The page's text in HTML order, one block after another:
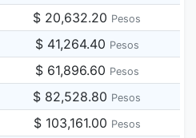
$ 20,632.20 Pesos
$ 41,264.40 Pesos
$ 61,896.60 Pesos
$ 82,528.80 Pesos
$ 103,161.00 Pesos